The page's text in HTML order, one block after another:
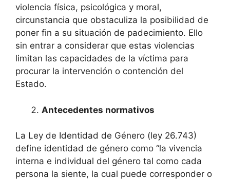
violencia física, psicológica y moral,
circunstancia que obstaculiza la posibilidad de
poner fin a su situación de padecimiento. Ello
sin entrar a considerar que estas violencias
limitan las capacidades de la víctima para
procurar la intervención o contención del
Estado.
Antecedentes normativos
La Ley de Identidad de Género (ley 26.743)
define identidad de género como “la vivencia
interna e individual del género tal como cada
persona la siente, la cual puede corresponder o